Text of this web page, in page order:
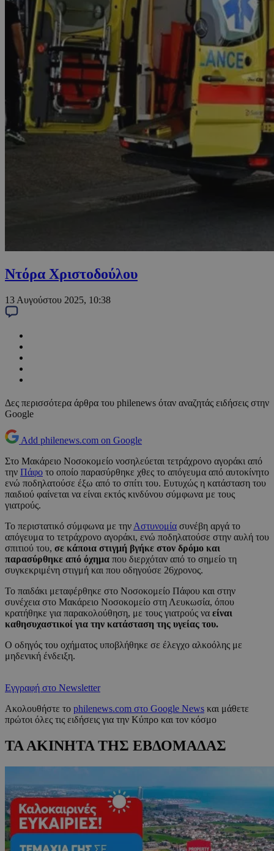
Ντόρα Χριστοδούλου
13 Αυγούστου 2025, 10:38
Δες περισσότερα άρθρα του philenews όταν αναζητάς ειδήσεις στην
Google
Add philenews.com on Google
Στο Μακάρειο Νοσοκομείο νοσηλεύεται τετράχρονο αγοράκι από
την Πάφο το οποίο παρασύρθηκε χθες το απόγευμα από αυτοκίνητο
ενώ ποδηλατούσε έξω από το σπίτι του. Ευτυχώς η κατάσταση του
παιδιού φαίνεται να είναι εκτός κινδύνου σύμφωνα με τους
γιατρούς.
Το περιστατικό σύμφωνα με την Αστυνομία συνέβη αργά το
απόγευμα το τετράχρονο αγοράκι, ενώ ποδηλατούσε στην αυλή του
σπιτιού του, σε κάποια στιγμή βγήκε στον δρόμο και
παρασύρθηκε από όχημα που διερχόταν από το σημείο τη
συγκεκριμένη στιγμή και που οδηγούσε 26χρονος.
Το παιδάκι μεταφέρθηκε στο Νοσοκομείο Πάφου και στην
συνέχεια στο Μακάρειο Νοσοκομείο στη Λευκωσία, όπου
κρατήθηκε για παρακολούθηση, με τους γιατρούς να είναι
καθησυχαστικοί για την κατάσταση της υγείας του.
Ο οδηγός του οχήματος υποβλήθηκε σε έλεγχο αλκοόλης με
μηδενική ένδειξη.
Εγγραφή στο Newsletter
Ακολουθήστε το philenews.com στο Google News και μάθετε
πρώτοι όλες τις ειδήσεις για την Κύπρο και τον κόσμο
ΤΑ ΑΚΙΝΗΤΑ ΤΗΣ ΕΒΔΟΜΑΔΑΣ